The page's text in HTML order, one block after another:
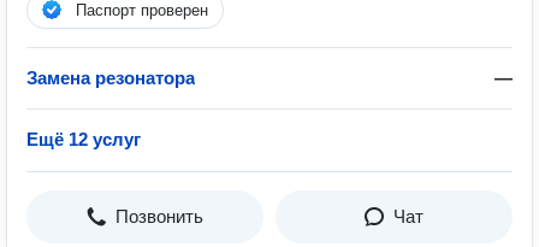
Паспорт проверен
Замена резонатора —
Ещё 12 услуг
Позвонить Чат